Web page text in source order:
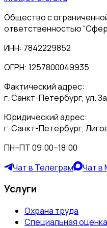
Общество с
ответственностью
ИНН: 7842229852
ОГРН: 1257800049935
Фактический адрес:
г. Санкт-Петербург, ул.
Юридический адрес:
г. Санкт-Петербург,
ПН–ПТ 09:00–18:00
Чат в Телеграм
Чат в
Услуги
Охрана труда
Специальная